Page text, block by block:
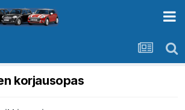
korjausopas